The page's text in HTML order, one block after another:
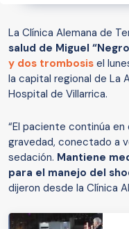
La Clínica Alemana de
salud de Miguel
y dos trombosis el
la capital regional de La
Hospital de Villarrica.
“El paciente continúa
gravedad, conectado a
sedación. Mantiene
para el manejo del
dijeron desde la Clínica